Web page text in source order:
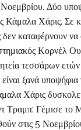
Νοεμβρίου. Δύο
Κάμαλα Χάρις.
δεν καταφέρνουν
Κορνέλ
τεσσάρων ετών
ξανά
Γέμισε το
στις 5